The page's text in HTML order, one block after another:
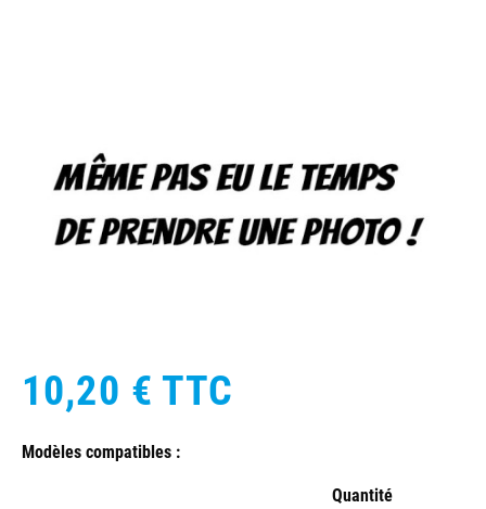
10,20 € TTC
Modèles compatibles :
Quantité